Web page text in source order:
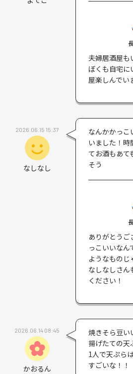
夫婦居酒屋も
ぼくも自宅に
屋楽しんでい
2026.06.15 15:37
なしなし
なんかかっこ
いました！時
てお酒もあて
そう
ありがとうご
っこいいなん
ようなもの
なしなしさん
ください！
2026.06.14 08:45
かおるん
焼きそら豆い
揚げたての天
1人で天ぷら
すごいな！！